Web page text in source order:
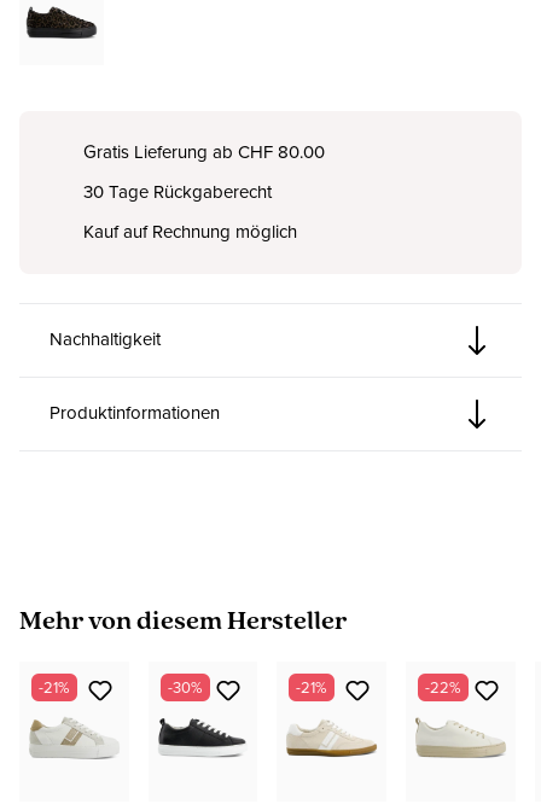
Gratis Lieferung ab CHF 80.00
30 Tage Rückgaberecht
Kauf auf Rechnung möglich
Nachhaltigkeit
Produktinformationen
Produktgalerie überspringen
Mehr von diesem Hersteller
-21% -30% -21% -22%